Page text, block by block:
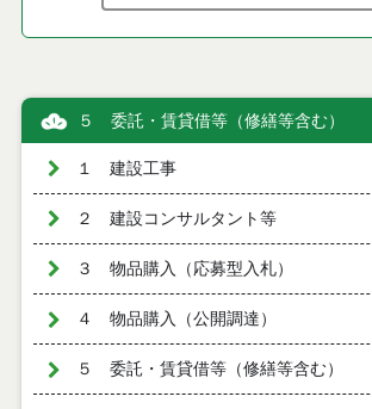
５ 委託・賃貸借等（修繕等含む）
１ 建設工事
２ 建設コンサルタント等
３ 物品購入（応募型入札）
４ 物品購入（公開調達）
５ 委託・賃貸借等（修繕等含む）